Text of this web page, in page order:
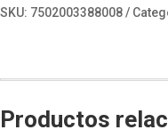
SKU: 7502003388008
Productos